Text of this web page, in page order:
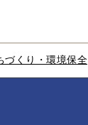
づくり・環境保全